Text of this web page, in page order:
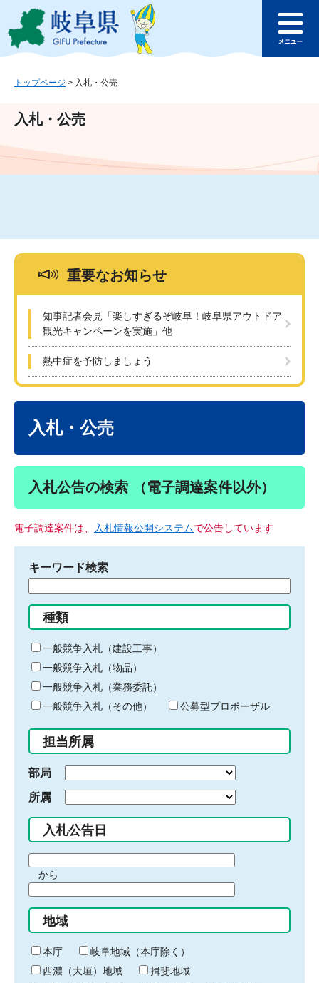
ジ
ュ
文
このページの本文へ
ュ
トップページ > 入札・公売
入札・公売
重要なお知らせ
知事記者会見「楽しすぎるぞ岐阜！岐阜県アウトドア
観光キャンペーンを実施」他
熱中症を予防しましょう
入札・公売
入札公告の検索 （電子調達案件以外）
電子調達案件は、 入札情報公開システムで公告しています
キーワード検索
る
キ
ー
ワ
ー
ド
入
力
種類
一般競争入札（建設工事）
一般競争入札（物品）
一般競争入札（業務委託）
一般競争入札（その他）
公募型プロポーザル
担当所属
部局
所属
入札公告日
間
始
り
から
間
終
わ
り
地域
本庁
岐阜地域（本庁除く）
西濃（大垣）地域
揖斐地域